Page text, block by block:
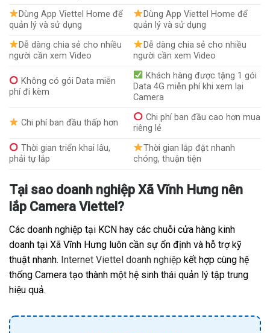
Dùng App Viettel Home để
quản lý và sử dụng
Dùng App Viettel Home để
quản lý và sử dụng
Dễ dàng chia sẻ cho nhiều
người cần xem Video
Dễ dàng chia sẻ cho nhiều
người cần xem Video
Không có gói Data miễn
phí đi kèm
Khách hàng được tặng 1 gói
Data 4G miễn phí khi xem lại
Camera
Chi phí ban đầu thấp hơn
Chi phí ban đầu cao hơn mua
riêng lẻ
Thời gian triển khai lâu,
phải tự lắp
Thời gian lắp đặt nhanh
chóng, thuận tiện
Tại sao doanh nghiệp Xã Vĩnh Hưng nên
lắp Camera Viettel?
Các doanh nghiệp tại KCN hay các chuỗi cửa hàng kinh
doanh tại Xã Vĩnh Hưng luôn cần sự ổn định và hỗ trợ kỹ
thuật nhanh. Internet Viettel doanh nghiệp kết hợp cùng hệ
thống Camera tạo thành một hệ sinh thái quản lý tập trung
hiệu quả.